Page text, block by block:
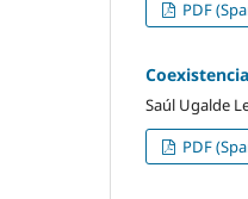
PDF
Saúl Ugalde
PDF